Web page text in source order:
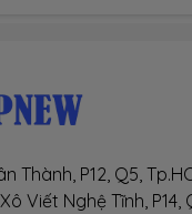
Thành, P12, Q5,
Viết Nghệ Tĩnh, P14,